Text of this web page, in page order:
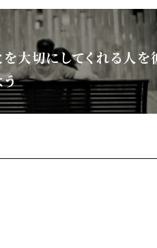
を大切にしてくれる人を